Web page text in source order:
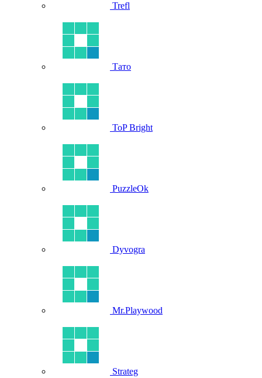
Trefl
Тато
ToP Bright
PuzzleOk
Dyvogra
Mr.Playwood
Strateg